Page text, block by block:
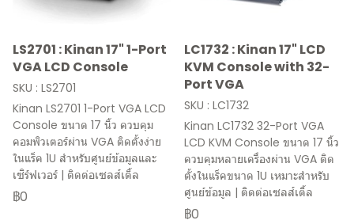
LS2701 : Kinan 17" 1-Port
VGA LCD Console
SKU : LS2701
Kinan LS2701 1-Port VGA LCD
Console ขนาด 17 นิ้ว ควบคุม
คอมพิวเตอร์ผ่าน VGA ติดตั้งง่าย
ในแร็ค 1U สำหรับศูนย์ข้อมูลและ
เซิร์ฟเวอร์ | ติดต่อเซลส์เติ้ล
฿0
LC1732 : Kinan 17" LCD
KVM Console with 32-
Port VGA
SKU : LC1732
Kinan LC1732 32-Port VGA
LCD KVM Console ขนาด 17 นิ้ว
ควบคุมหลายเครื่องผ่าน VGA ติด
ตั้งในแร็คขนาด 1U เหมาะสำหรับ
ศูนย์ข้อมูล | ติดต่อเซลส์เติ้ล
฿0